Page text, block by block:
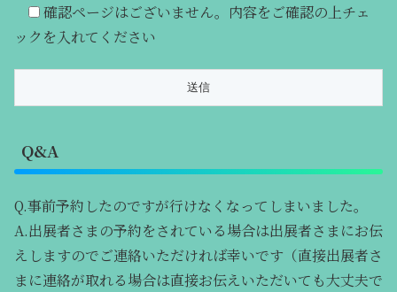
確認ページはございません。内容をご確認の上チェ
ックを入れてください
Q&A
Q.事前予約したのですが行けなくなってしまいました。
A.出展者さまの予約をされている場合は出展者さまにお伝
えしますのでご連絡いただければ幸いです（直接出展者さ
まに連絡が取れる場合は直接お伝えいただいても大丈夫で